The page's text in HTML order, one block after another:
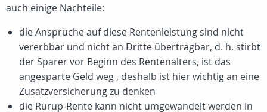
auch einige Nachteile:
die Ansprüche auf diese Rentenleistung sind nicht
vererbbar und nicht an Dritte übertragbar, d. h. stirbt
der Sparer vor Beginn des Rentenalters, ist das
angesparte Geld weg , deshalb ist hier wichtig an eine
Zusatzversicherung zu denken
die Rürup-Rente kann nicht umgewandelt werden in